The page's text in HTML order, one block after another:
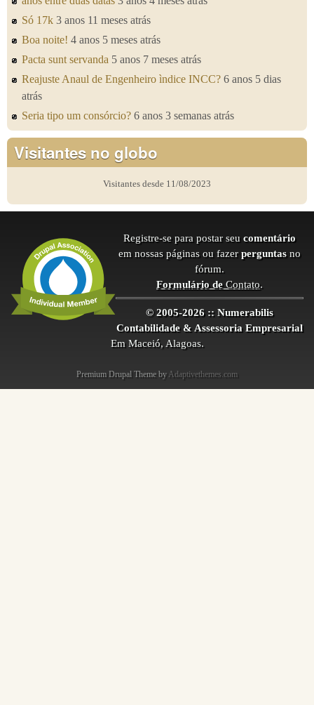
Só 17k 3 anos 11 meses atrás
Boa noite! 4 anos 5 meses atrás
Pacta sunt servanda 5 anos 7 meses atrás
Reajuste Anaul de Engenheiro ìndice INCC? 6 anos 5 dias
atrás
Seria tipo um consórcio? 6 anos 3 semanas atrás
Visitantes no globo
Visitantes desde 11/08/2023
Registre-se para postar seu comentário
em nossas páginas ou fazer perguntas no
fórum.
Formulário deContato.
© 2005-2026 :: Numerabilis
Contabilidade & Assessoria Empresarial
Em Maceió, Alagoas.
Premium Drupal Theme by Adaptivethemes.com